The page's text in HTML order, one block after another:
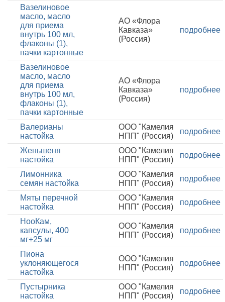
Вазелиновое
масло, масло
для приема
внутрь 100 мл,
флаконы (1),
пачки картонные
АО «Флора
Кавказа»
(Россия)
подробнее
Вазелиновое
масло, масло
для приема
внутрь 100 мл,
флаконы (1),
пачки картонные
АО «Флора
Кавказа»
(Россия)
подробнее
Валерианы
настойка
ООО "Камелия
НПП" (Россия)
подробнее
Женьшеня
настойка
ООО "Камелия
НПП" (Россия)
подробнее
Лимонника
семян настойка
ООО "Камелия
НПП" (Россия)
подробнее
Мяты перечной
настойка
ООО "Камелия
НПП" (Россия)
подробнее
НооКам,
капсулы, 400
мг+25 мг
ООО "Камелия
НПП" (Россия)
подробнее
Пиона
уклоняющегося
настойка
ООО "Камелия
НПП" (Россия)
подробнее
Пустырника
настойка
ООО "Камелия
НПП" (Россия)
подробнее